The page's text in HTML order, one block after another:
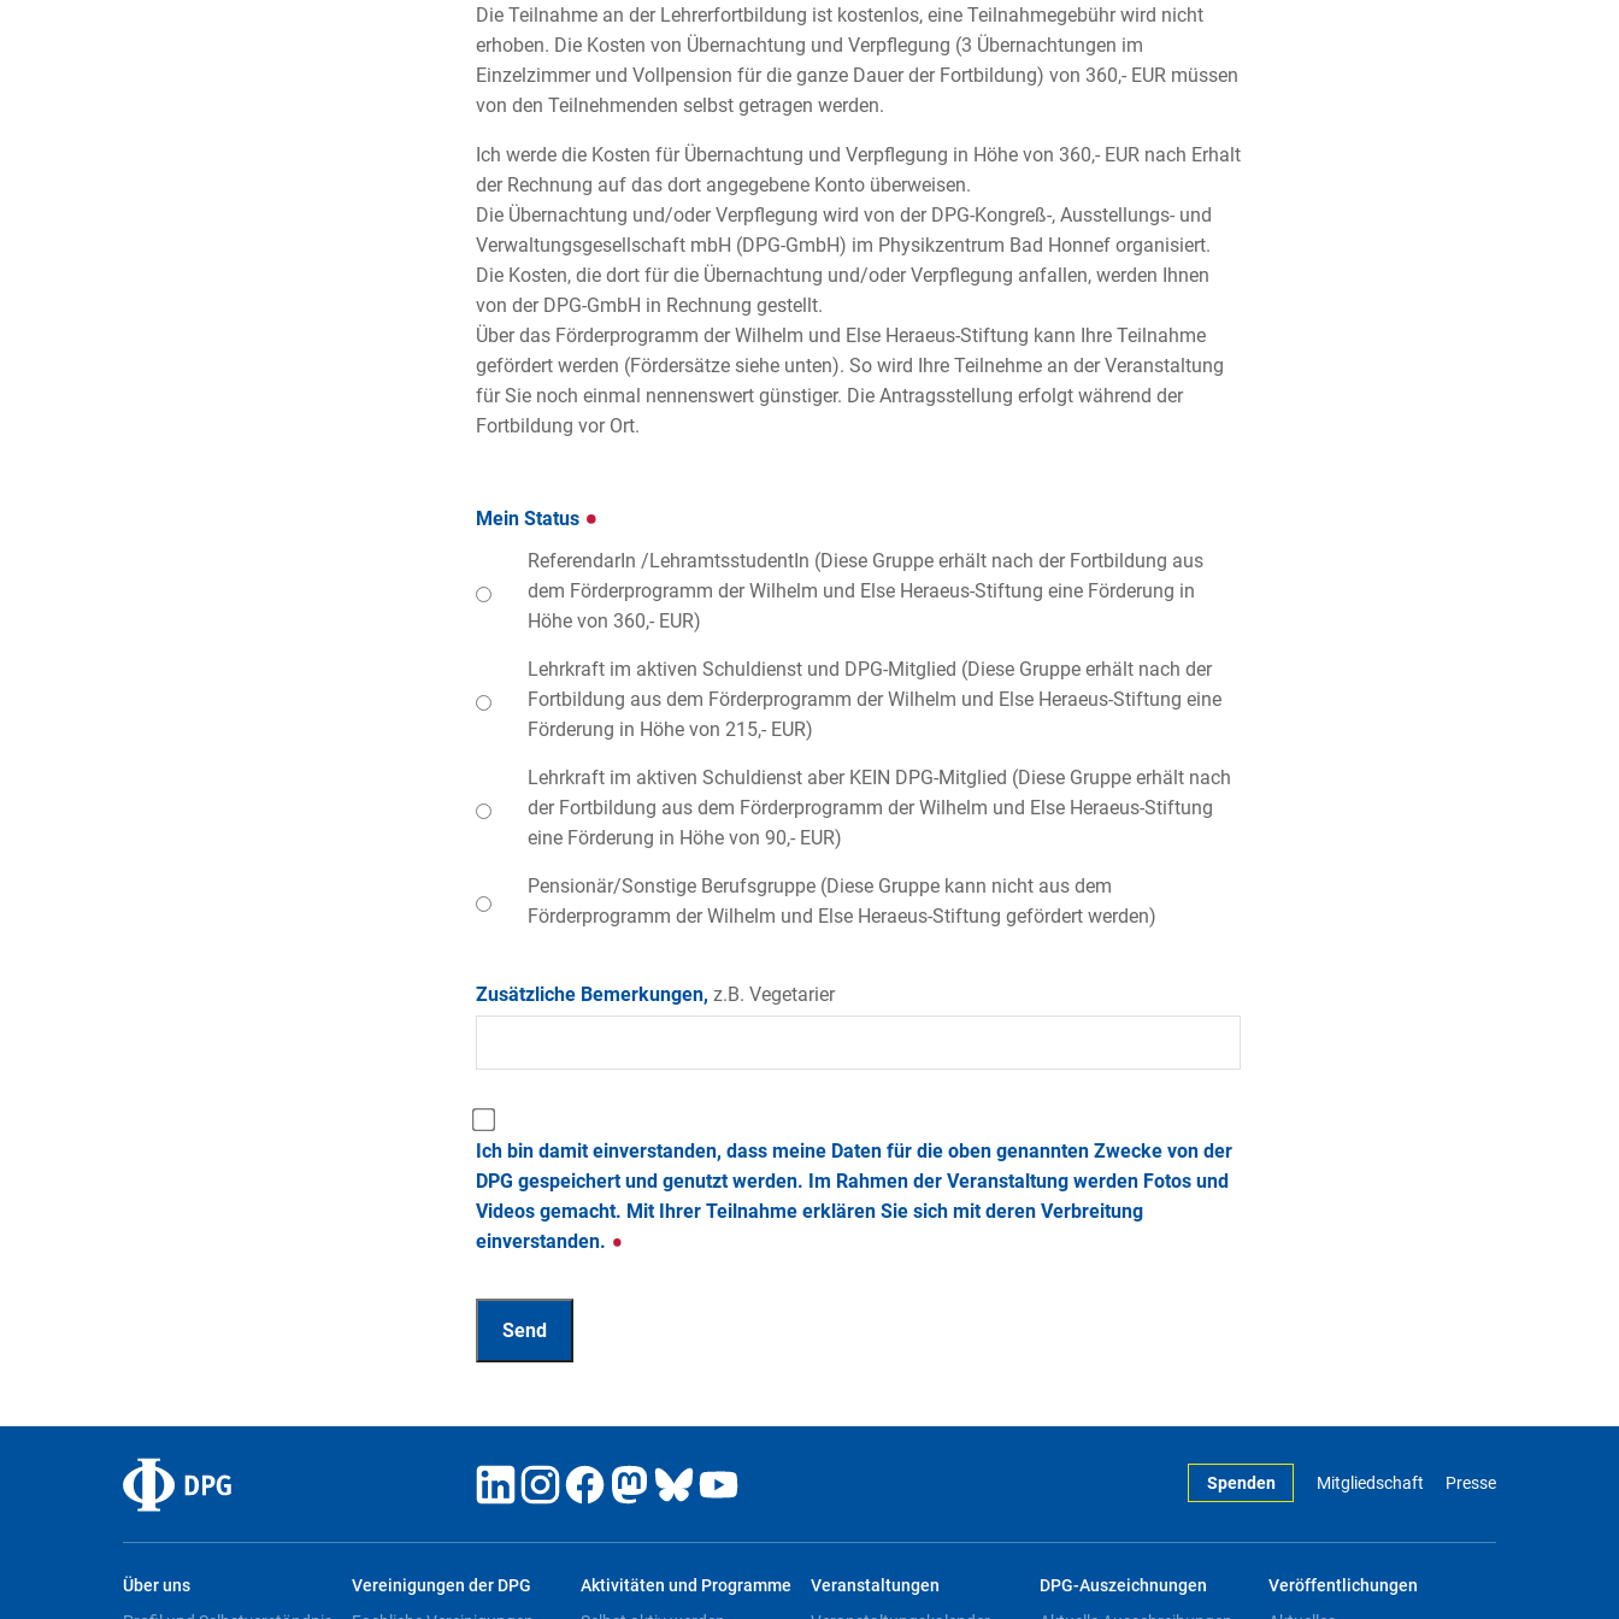
Die Teilnahme an der Lehrerfortbildung ist kostenlos, eine Teilnahmegebühr wird nicht
erhoben. Die Kosten von Übernachtung und Verpflegung (3 Übernachtungen im
Einzelzimmer und Vollpension für die ganze Dauer der Fortbildung) von 360,- EUR müssen
von den Teilnehmenden selbst getragen werden.
Ich werde die Kosten für Übernachtung und Verpflegung in Höhe von 360,- EUR nach Erhalt
der Rechnung auf das dort angegebene Konto überweisen.
Die Übernachtung und/oder Verpflegung wird von der DPG-Kongreß-, Ausstellungs- und
Verwaltungsgesellschaft mbH (DPG-GmbH) im Physikzentrum Bad Honnef organisiert.
Die Kosten, die dort für die Übernachtung und/oder Verpflegung anfallen, werden Ihnen
von der DPG-GmbH in Rechnung gestellt.
Über das Förderprogramm der Wilhelm und Else Heraeus-Stiftung kann Ihre Teilnahme
gefördert werden (Fördersätze siehe unten). So wird Ihre Teilnehme an der Veranstaltung
für Sie noch einmal nennenswert günstiger. Die Antragsstellung erfolgt während der
Fortbildung vor Ort.
Mein Status
ReferendarIn /LehramtsstudentIn (Diese Gruppe erhält nach der Fortbildung aus
dem Förderprogramm der Wilhelm und Else Heraeus-Stiftung eine Förderung in
Höhe von 360,- EUR)
Lehrkraft im aktiven Schuldienst und DPG-Mitglied (Diese Gruppe erhält nach der
Fortbildung aus dem Förderprogramm der Wilhelm und Else Heraeus-Stiftung eine
Förderung in Höhe von 215,- EUR)
Lehrkraft im aktiven Schuldienst aber KEIN DPG-Mitglied (Diese Gruppe erhält nach
der Fortbildung aus dem Förderprogramm der Wilhelm und Else Heraeus-Stiftung
eine Förderung in Höhe von 90,- EUR)
Pensionär/Sonstige Berufsgruppe (Diese Gruppe kann nicht aus dem
Förderprogramm der Wilhelm und Else Heraeus-Stiftung gefördert werden)
Zusätzliche Bemerkungen, z.B. Vegetarier
Ich bin damit einverstanden, dass meine Daten für die oben genannten Zwecke von der
DPG gespeichert und genutzt werden. Im Rahmen der Veranstaltung werden Fotos und
Videos gemacht. Mit Ihrer Teilnahme erklären Sie sich mit deren Verbreitung
einverstanden.
Spenden Mitgliedschaft Presse
Über uns Vereinigungen der DPG Aktivitäten und Programme Veranstaltungen DPG-Auszeichnungen Veröffentlichungen